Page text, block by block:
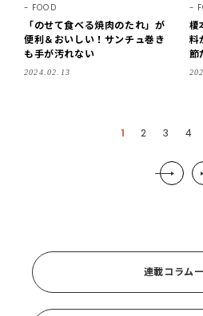
FOOD
「のせて食べる焼肉のたれ」が
便利＆おいしい！サンチュ巻き
も手が汚れない
2024.02.13
榎
料
節
1 2 3 4
連載コラム